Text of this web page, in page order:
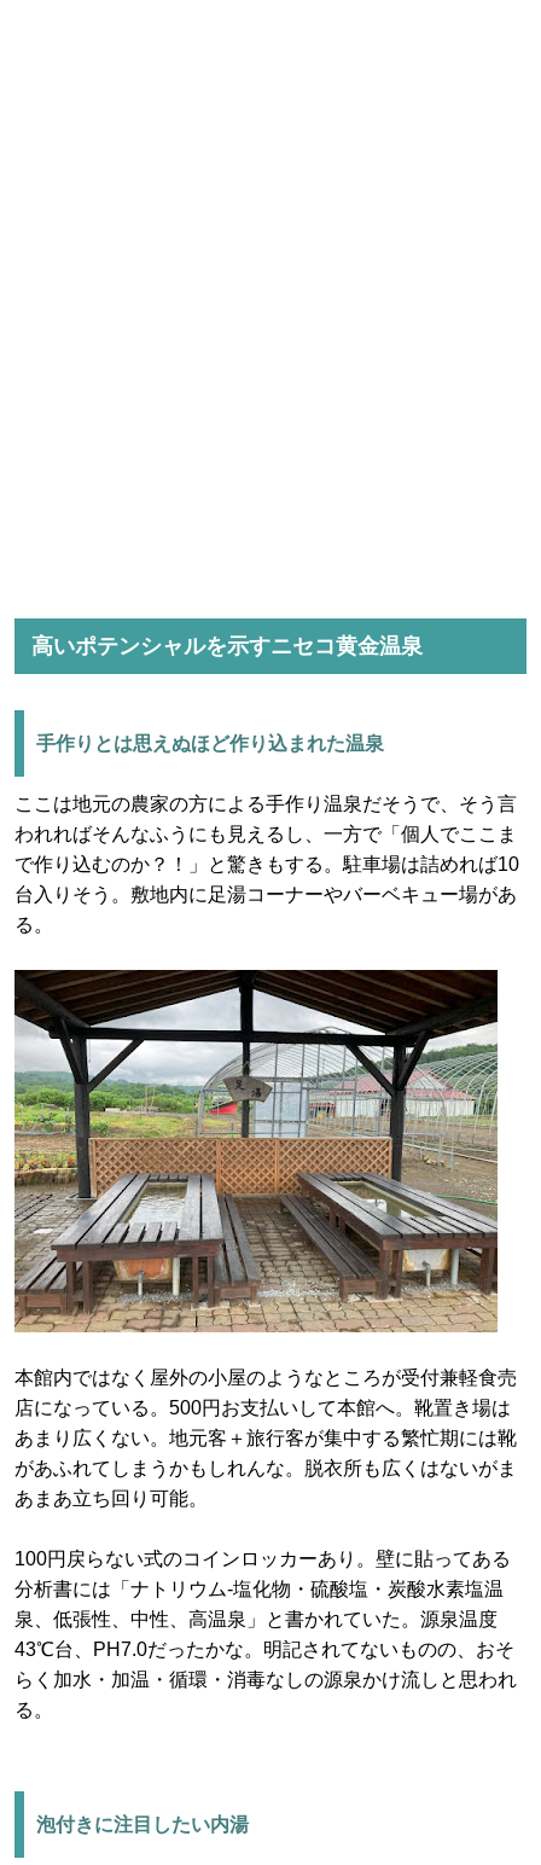
高いポテンシャルを示すニセコ黄金温泉
手作りとは思えぬほど作り込まれた温泉
ここは地元の農家の方による手作り温泉だそうで、そう言
われればそんなふうにも見えるし、一方で「個人でここま
で作り込むのか？！」と驚きもする。駐車場は詰めれば10
台入りそう。敷地内に足湯コーナーやバーベキュー場があ
る。
本館内ではなく屋外の小屋のようなところが受付兼軽食売
店になっている。500円お支払いして本館へ。靴置き場は
あまり広くない。地元客＋旅行客が集中する繁忙期には靴
があふれてしまうかもしれんな。脱衣所も広くはないがま
あまあ立ち回り可能。
100円戻らない式のコインロッカーあり。壁に貼ってある
分析書には「ナトリウム-塩化物・硫酸塩・炭酸水素塩温
泉、低張性、中性、高温泉」と書かれていた。源泉温度
43℃台、PH7.0だったかな。明記されてないものの、おそ
らく加水・加温・循環・消毒なしの源泉かけ流しと思われ
る。
泡付きに注目したい内湯